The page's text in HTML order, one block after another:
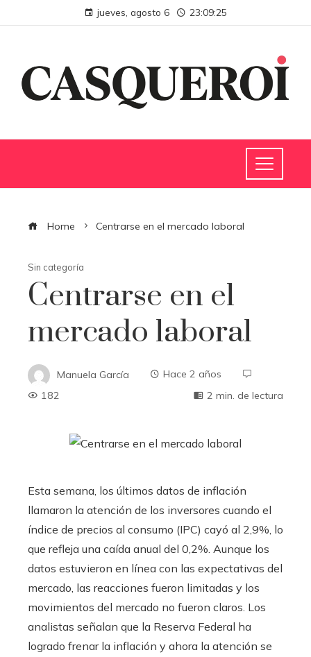
jueves, agosto 6 23:09:26
Home Centrarse en el mercado laboral
Sin categoría
Centrarse en el
mercado laboral
Manuela García
Hace 2 años
182
2 min. de lectura
Esta semana, los últimos datos de inflación
llamaron la atención de los inversores cuando el
índice de precios al consumo (IPC) cayó al 2,9%, lo
que refleja una caída anual del 0,2%. Aunque los
datos estuvieron en línea con las expectativas del
mercado, las reacciones fueron limitadas y los
movimientos del mercado no fueron claros. Los
analistas señalan que la Reserva Federal ha
logrado frenar la inflación y ahora la atención se